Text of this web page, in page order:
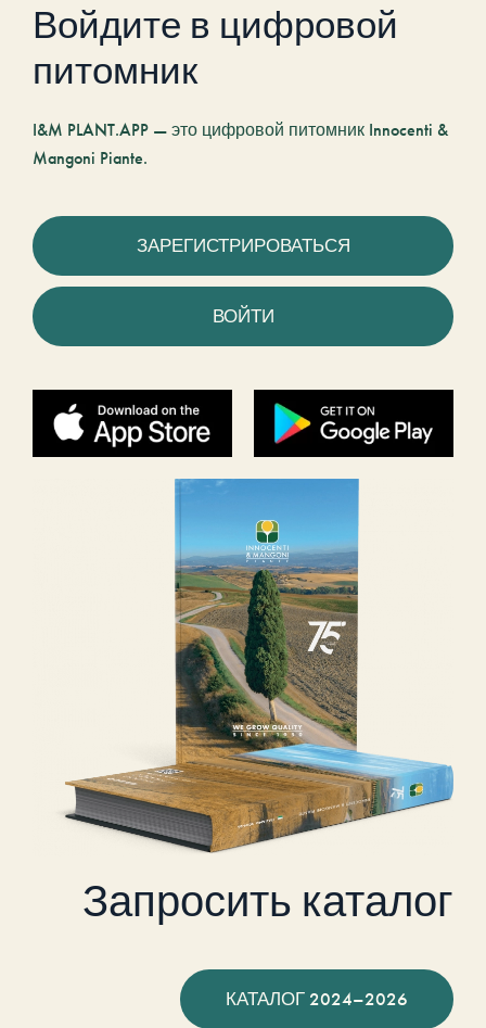
Войдите в цифровой
питомник
I&M PLANT.APP — это цифровой питомник Innocenti &
Mangoni Piante.
ЗАРЕГИСТРИРОВАТЬСЯ
ВОЙТИ
Запросить каталог
КАТАЛОГ 2024–2026